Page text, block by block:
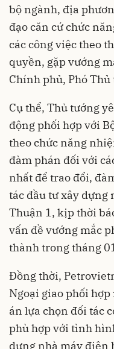
bộ ngành, địa
đạo căn cứ chức
các công việc theo
quyền, gặp vướng
Chính phủ, Phó
Cụ thể, Thủ tướng
động phối hợp với
theo chức năng
đàm phán đối với
nhất để trao đổi,
tác đầu tư xây
Thuận 1, kịp thời
vấn đề vướng mắc
thành trong tháng
Đồng thời,
Ngoại giao phối
án lựa chọn đối tác
phù hợp với tình
dựng nhà máy điện